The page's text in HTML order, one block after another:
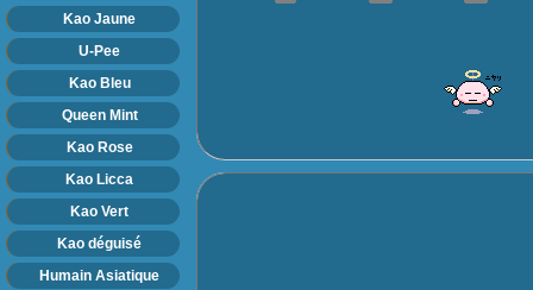
Kao Jaune
U-Pee
Kao Bleu
Queen Mint
Kao Rose
Kao Licca
Kao Vert
Kao déguisé
Humain Asiatique